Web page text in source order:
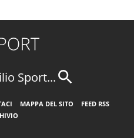
Sport...
MAPPA DEL SITO
FEED RSS